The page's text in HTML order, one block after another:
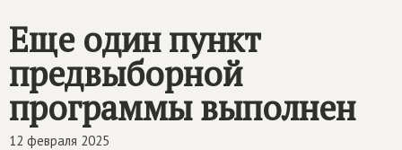
Еще один пункт
предвыборной
программы выполнен
12 февраля 2025